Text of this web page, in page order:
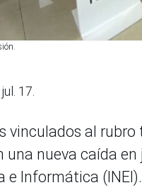
17.
vinculados al
una nueva caída
e Informática (INEI).